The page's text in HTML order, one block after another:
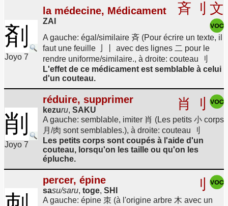
剤
Joyo 7
la médecine, Médicament
ZAI
斉 刂 文
A gauche: égal/similaire 斉 (Pour écrire un texte, il
faut une feuille 亅丨 avec des lignes 二 pour le
rendre uniforme/similaire., à droite: couteau 刂
L'effet de ce médicament est semblable à celui
d'un couteau.
削
Joyo 7
réduire, supprimer
kezuru, SAKU 肖 刂
A gauche: semblable, imiter 肖 (Les petits 小 corps
月/肉 sont semblables.), à droite: couteau 刂
Les petits corps sont coupés à l'aide d'un
couteau, lorsqu'on les taille ou qu'on les
épluche.
percer, épine
sasu/saru, toge, SHI 刂
A gauche: épine 朿 (à l'origine arbre 木 avec un